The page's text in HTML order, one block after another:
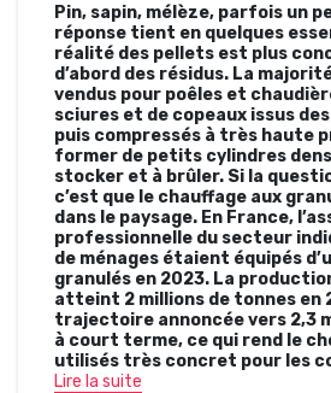
Pin, sapin, mélèze, parfois un
réponse tient en quelques
réalité des pellets est plus
d’abord des résidus. La
vendus pour poêles et
sciures et de copeaux issus
puis compressés à très haute
former de petits cylindres
stocker et à brûler. Si la
c’est que le chauffage aux
dans le paysage. En France,
professionnelle du secteur
de ménages étaient équipés
granulés en 2023. La
atteint 2 millions de tonnes en
trajectoire annoncée vers 2,3
à court terme, ce qui rend le
utilisés très concret pour les
Lire la suite